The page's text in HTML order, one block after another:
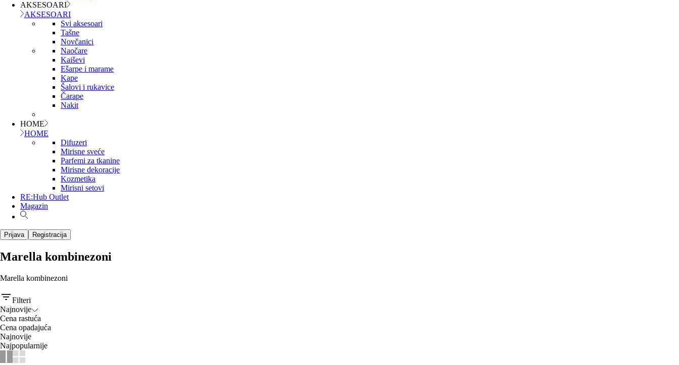
AKSESOARI
AKSESOARI
Svi aksesoari
Tašne
Novčanici
Naočare
Kaiševi
Ešarpe i marame
Kape
Šalovi i rukavice
Čarape
Nakit
HOME
HOME
Difuzeri
Mirisne sveće
Parfemi za tkanine
Mirisne dekoracije
Kozmetika
Mirisni setovi
RE:Hub Outlet
Magazin
Prijava Registracija
Marella kombinezoni
Marella kombinezoni
Filteri
Najnovije
Cena rastuća
Cena opadajuća
Najnovije
Najpopularnije